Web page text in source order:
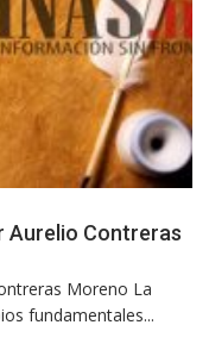
Aurelio Contreras
Moreno La
fundamentales...